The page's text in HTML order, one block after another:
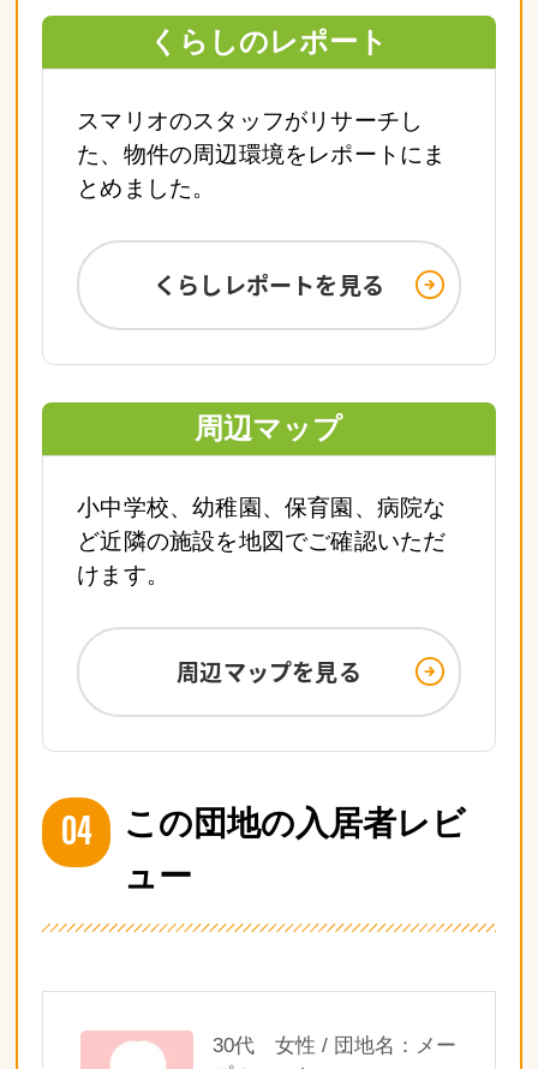
くらしのレポート
スマリオのスタッフがリサーチし
た、物件の周辺環境をレポートにま
とめました。
くらしレポートを見る
周辺マップ
小中学校、幼稚園、保育園、病院な
ど近隣の施設を地図でご確認いただ
けます。
周辺マップを見る
04
この団地の入居者レビ
ュー
30代 女性 / 団地名：メー